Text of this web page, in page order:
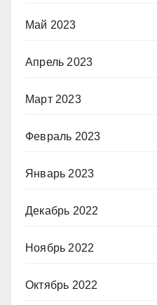
Май 2023
Апрель 2023
Март 2023
Февраль 2023
Январь 2023
Декабрь 2022
Ноябрь 2022
Октябрь 2022